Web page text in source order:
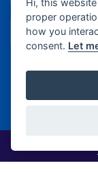
proper
how you
consent. Let